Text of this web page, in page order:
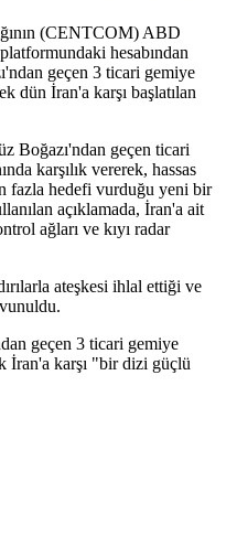
(CENTCOM) ABD
hesabından
geçen 3 ticari gemiye
dün İran'a karşı başlatılan
Boğazı'ndan geçen ticari
karşılık vererek, hassas
fazla hedefi vurduğu yeni bir
açıklamada, İran'a ait
ağları ve kıyı radar
ateşkesi ihlal ettiği ve
geçen 3 ticari gemiye
İran'a karşı "bir dizi güçlü